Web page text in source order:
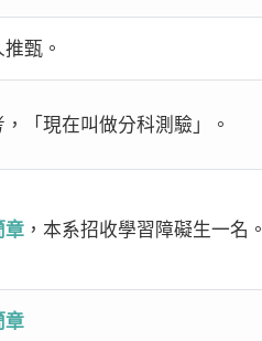
甄。
「現在叫做分科測驗」。
章 ，本系招收學習障礙生一名。
章